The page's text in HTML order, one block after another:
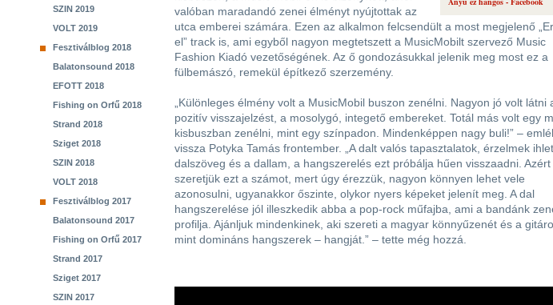
SZIN 2019
VOLT 2019
Fesztiválblog 2018
Balatonsound 2018
EFOTT 2018
Fishing on Orfű 2018
Strand 2018
Sziget 2018
SZIN 2018
VOLT 2018
Fesztiválblog 2017
Balatonsound 2017
Fishing on Orfű 2017
Strand 2017
Sziget 2017
SZIN 2017
valóban maradandó zenei élményt nyújtottak az
utca emberei számára. Ezen az alkalmon felcsendült a most megjelenő
el” track is, ami egyből nagyon megtetszett a MusicMobilt szervező Music
Fashion Kiadó vezetőségének. Az ő gondozásukkal jelenik meg most ez a
fülbemászó, remekül építkező szerzemény.
„Különleges élmény volt a MusicMobil buszon zenélni. Nagyon jó volt látni
pozitív visszajelzést, a mosolygó, integető embereket. Totál más volt egy
kisbuszban zenélni, mint egy színpadon. Mindenképpen nagy buli!” –
vissza Potyka Tamás frontember. „A dalt valós tapasztalatok, érzelmek
dalszöveg és a dallam, a hangszerelés ezt próbálja hűen visszaadni. Azért
szeretjük ezt a számot, mert úgy érezzük, nagyon könnyen lehet vele
azonosulni, ugyanakkor őszinte, olykor nyers képeket jelenít meg. A dal
hangszerelése jól illeszkedik abba a pop-rock műfajba, ami a bandánk
profilja. Ajánljuk mindenkinek, aki szereti a magyar könnyűzenét és a
mint domináns hangszerek – hangját.” – tette még hozzá.